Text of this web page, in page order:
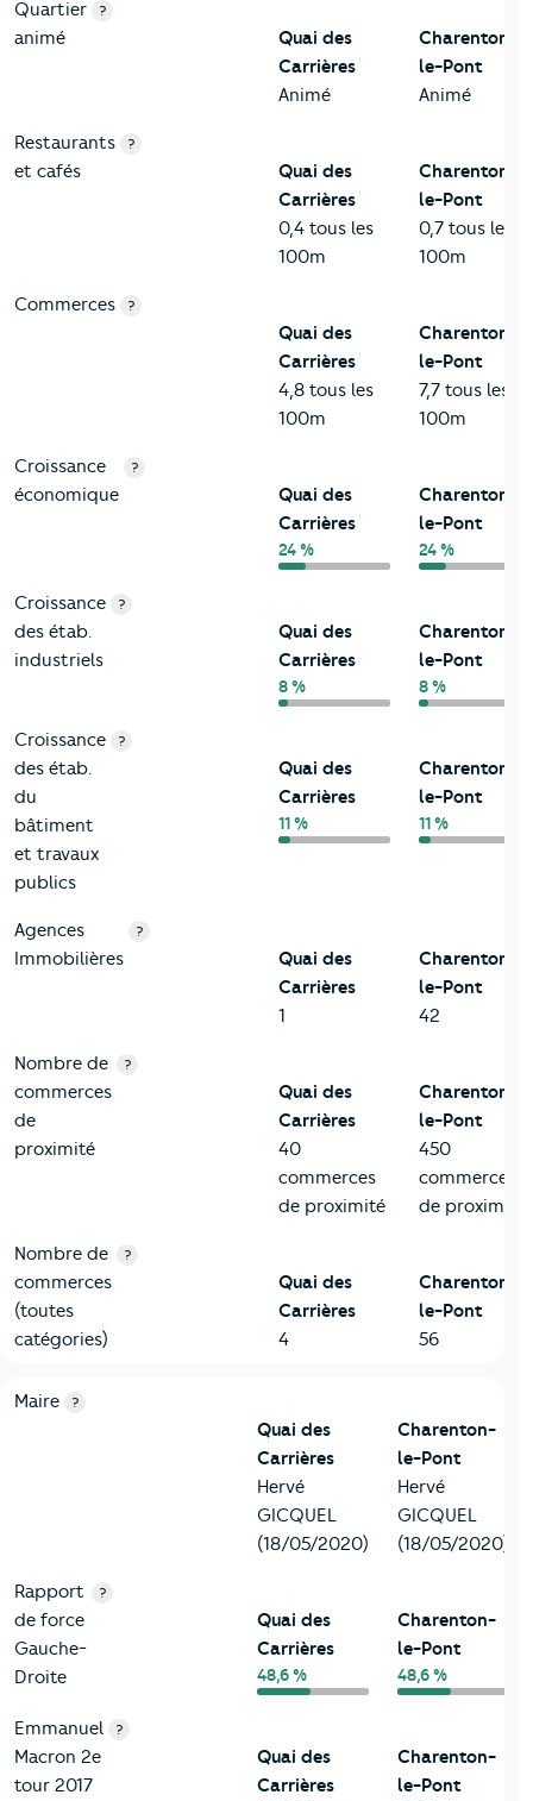
Quartier
animé
?
Quai des
Carrières
Animé
Charenton-
le-Pont
Animé
Restaurants
et cafés
?
Quai des
Carrières
0,4 tous les
100m
Charenton-
le-Pont
0,7 tous les
100m
Commerces ?
Quai des
Carrières
4,8 tous les
100m
Charenton-
le-Pont
7,7 tous les
100m
Croissance
économique
?
Quai des
Carrières
24 %
Charenton-
le-Pont
24 %
Croissance
des étab.
industriels
?
Quai des
Carrières
8 %
Charenton-
le-Pont
8 %
Croissance
des étab.
du
bâtiment
et travaux
publics
?
Quai des
Carrières
11 %
Charenton-
le-Pont
11 %
Agences
Immobilières
?
Quai des
Carrières
1
Charenton-
le-Pont
42
Nombre de
commerces
de
proximité
?
Quai des
Carrières
40
commerces
de proximité
Charenton-
le-Pont
450
commerces
de proximité
Nombre de
commerces
(toutes
catégories)
?
Quai des
Carrières
4
Charenton-
le-Pont
56
6-Politique
Critères
Maire ?
Quai des
Carrières
Hervé
GICQUEL
(18/05/2020)
Charenton-
le-Pont
Hervé
GICQUEL
(18/05/2020)
Rapport
de force
Gauche-
Droite
?
Quai des
Carrières
48,6 %
Charenton-
le-Pont
48,6 %
Emmanuel
Macron 2e
tour 2017
?
Quai des
Carrières
Charenton-
le-Pont